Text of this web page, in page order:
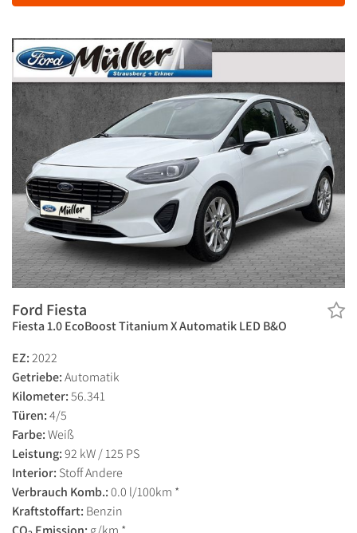
Ford Fiesta
Fiesta 1.0 EcoBoost Titanium X Automatik LED B&O
EZ:2022
Getriebe:Automatik
Kilometer:56.341
Türen:4/5
Farbe:Weiß
Leistung:92 kW / 125 PS
Interior: Stoff Andere
Verbrauch Komb.:0.0 l/100km *
Kraftstoffart: Benzin